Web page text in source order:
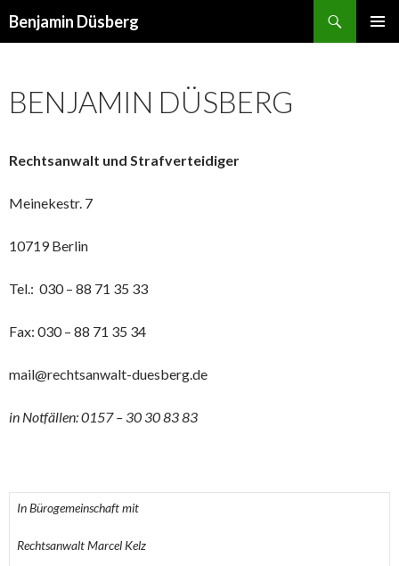
Benjamin Düsberg
BENJAMIN DÜSBERG
Rechtsanwalt und Strafverteidiger
Meinekestr. 7
10719 Berlin
Tel.: 030 – 88 71 35 33
Fax: 030 – 88 71 35 34
mail@rechtsanwalt-duesberg.de
in Notfällen: 0157 – 30 30 83 83
In Bürogemeinschaft mit
Rechtsanwalt Marcel Kelz